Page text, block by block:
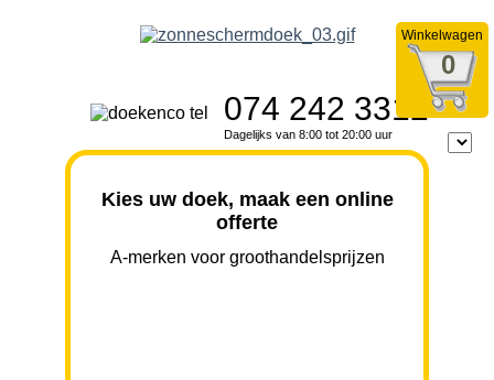
Winkelwagen
0
074 242 3312
Dagelijks van 8:00 tot 20:00 uur
Kies uw doek, maak een online
offerte
A-merken voor groothandelsprijzen